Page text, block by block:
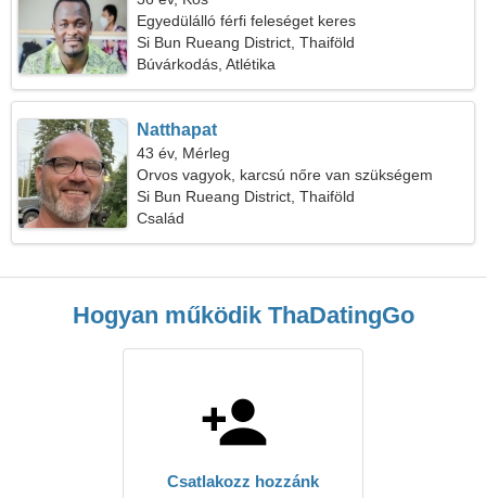
Egyedülálló férfi feleséget keres
Si Bun Rueang District, Thaiföld
Búvárkodás, Atlétika
Natthapat
43 év, Mérleg
Orvos vagyok, karcsú nőre van szükségem
Si Bun Rueang District, Thaiföld
Család
Hogyan működik ThaDatingGo
Csatlakozz hozzánk